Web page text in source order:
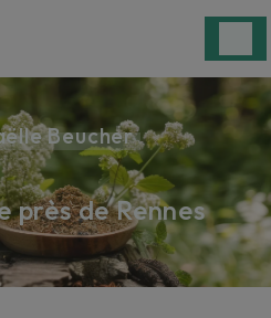
Beucher
de Rennes